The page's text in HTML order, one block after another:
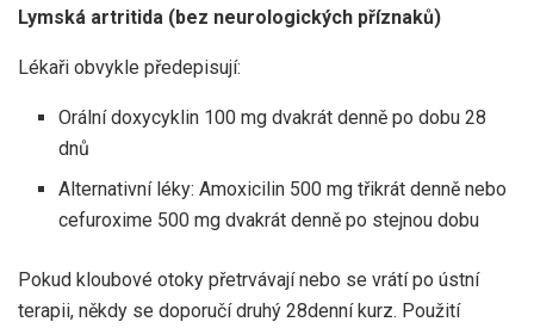
Lymská artritida (bez neurologických příznaků)
Lékaři obvykle předepisují:
Orální doxycyklin 100 mg dvakrát denně po dobu 28
dnů
Alternativní léky: Amoxicilin 500 mg třikrát denně nebo
cefuroxime 500 mg dvakrát denně po stejnou dobu
Pokud kloubové otoky přetrvávají nebo se vrátí po ústní
terapii, někdy se doporučí druhý 28denní kurz. Použití